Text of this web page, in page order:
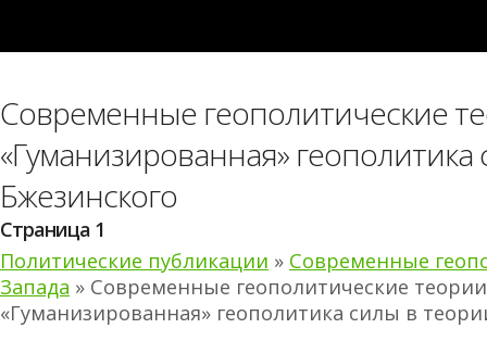
Современные геополитические
«Гуманизированная»
Бжезинского
Страница 1
Политические публикации » Современные
Запада » Современные геополитические
«Гуманизированная» геополитика силы в